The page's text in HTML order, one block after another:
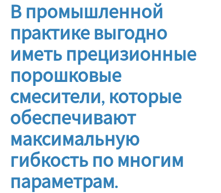
В промышленной
практике выгодно
иметь прецизионные
порошковые
смесители, которые
обеспечивают
максимальную
гибкость по многим
параметрам.